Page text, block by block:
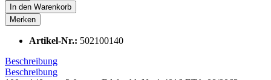
In den Warenkorb
Merken
Artikel-Nr.: 502100140
Beschreibung
Beschreibung